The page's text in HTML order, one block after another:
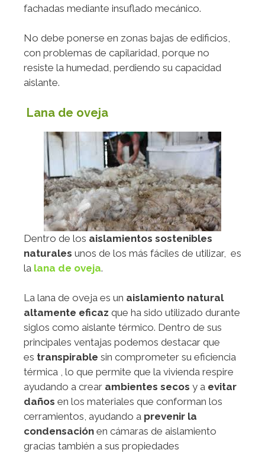
fachadas mediante insuflado mecánico.
No debe ponerse en zonas bajas de edificios,
con problemas de capilaridad, porque no
resiste la humedad, perdiendo su capacidad
aislante.
Lana de oveja
Dentro de los aislamientos sostenibles
naturales unos de los más fáciles de utilizar, es
la lana de oveja.
La lana de oveja es un aislamiento natural
altamente eficaz que ha sido utilizado durante
siglos como aislante térmico. Dentro de sus
principales ventajas podemos destacar que
es transpirable sin comprometer su eficiencia
térmica , lo que permite que la vivienda respire
ayudando a crear ambientes secos y a evitar
daños en los materiales que conforman los
cerramientos, ayudando a prevenir la
condensación en cámaras de aislamiento
gracias también a sus propiedades